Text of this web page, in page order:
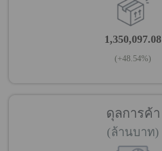
1,350,097.08
(+48.54%)
ดุลการค้า
(ล้านบาท)